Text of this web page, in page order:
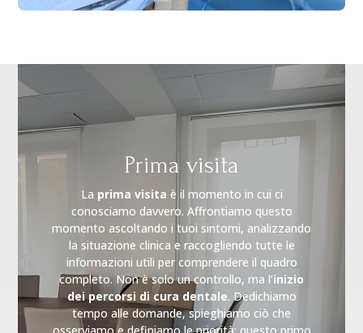
Prima visita
La prima visita è il momento in cui ci
conosciamo davvero. Affrontiamo questo
momento ascoltando i tuoi sintomi, analizzando
la situazione clinica e raccogliendo tutte le
informazioni utili per comprendere il quadro
completo. Non è solo un controllo, ma l’inizio
dei percorsi di cura dentale. Dedichiamo
tempo alle domande, spieghiamo ciò che